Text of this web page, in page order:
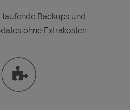
laufende Backups und
ohne Extrakosten